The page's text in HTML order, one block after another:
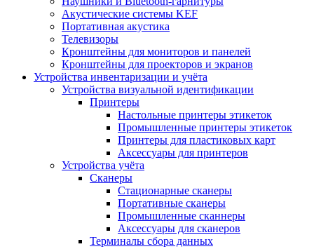
Акустические системы KEF
Портативная акустика
Телевизоры
Кронштейны для мониторов и панелей
Кронштейны для проекторов и экранов
Устройства инвентаризации и учёта
Устройства визуальной идентификации
Принтеры
Настольные принтеры этикеток
Промышленные принтеры этикеток
Принтеры для пластиковых карт
Аксессуары для принтеров
Устройства учёта
Сканеры
Стационарные сканеры
Портативные сканеры
Промышленные сканнеры
Аксессуары для сканеров
Терминалы сбора данных